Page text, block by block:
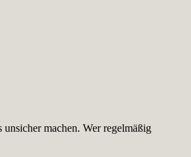
machen. Wer regelmäßig